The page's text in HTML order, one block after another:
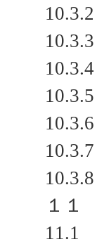
１１
11.1